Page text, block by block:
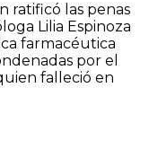
ratificó las penas
Lilia Espinoza
farmacéutica
por el
falleció en